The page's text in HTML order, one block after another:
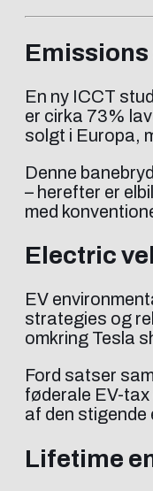
En ny ICCT
er cirka 73%
solgt i Europa,
Denne
– herefter er
med
Electric
EV
strategies og
omkring Tesla
Ford satser
føderale EV-
af den
Lifetime